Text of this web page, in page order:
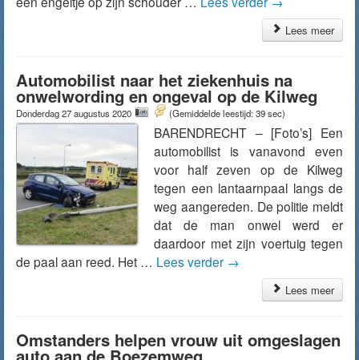
Lees meer
Automobilist naar het ziekenhuis na
onwelwording en ongeval op de Kilweg
Donderdag 27 augustus 2020 (Gemiddelde leestijd: 39 sec)
BARENDRECHT – [Foto’s] Een
automobilist is vanavond even
voor half zeven op de Kilweg
tegen een lantaarnpaal langs de
weg aangereden. De politie meldt
dat de man onwel werd er
daardoor met zijn voertuig tegen
de paal aan reed. Het … Lees verder →
Lees meer
Omstanders helpen vrouw uit omgeslagen